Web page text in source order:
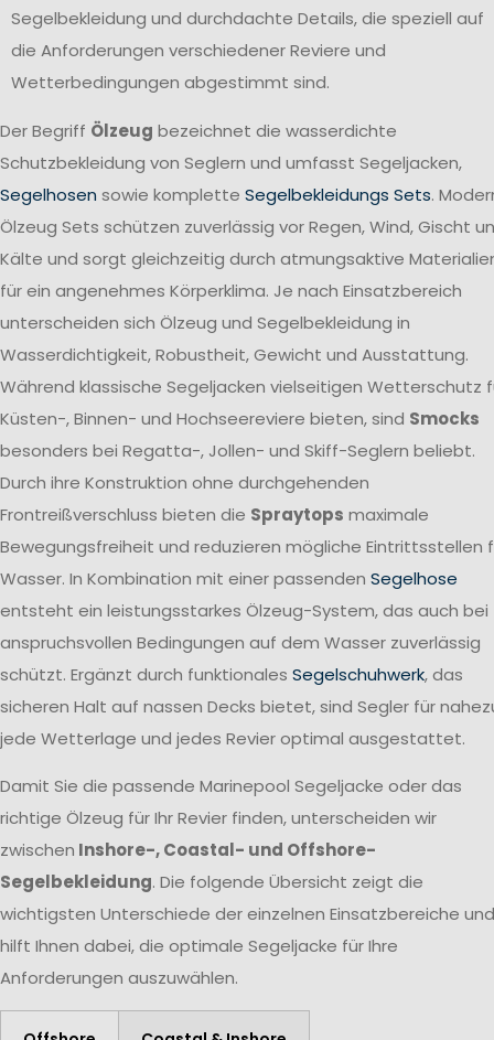
Segelbekleidung und durchdachte Details, die speziell auf
die Anforderungen verschiedener Reviere und
Wetterbedingungen abgestimmt sind.
Der Begriff Ölzeug bezeichnet die wasserdichte
Schutzbekleidung von Seglern und umfasst Segeljacken,
Segelhosen sowie komplette Segelbekleidungs Sets.
Ölzeug Sets schützen zuverlässig vor Regen, Wind, Gischt
Kälte und sorgt gleichzeitig durch atmungsaktive
für ein angenehmes Körperklima. Je nach Einsatzbereich
unterscheiden sich Ölzeug und Segelbekleidung in
Wasserdichtigkeit, Robustheit, Gewicht und Ausstattung.
Während klassische Segeljacken vielseitigen Wetterschutz
Küsten-, Binnen- und Hochseereviere bieten, sind Smocks
besonders bei Regatta-, Jollen- und Skiff-Seglern beliebt.
Durch ihre Konstruktion ohne durchgehenden
Frontreißverschluss bieten die Spraytops maximale
Bewegungsfreiheit und reduzieren mögliche Eintrittsstellen
Wasser. In Kombination mit einer passenden Segelhose
entsteht ein leistungsstarkes Ölzeug-System, das auch bei
anspruchsvollen Bedingungen auf dem Wasser zuverlässig
schützt. Ergänzt durch funktionales Segelschuhwerk, das
sicheren Halt auf nassen Decks bietet, sind Segler für
jede Wetterlage und jedes Revier optimal ausgestattet.
Damit Sie die passende Marinepool Segeljacke oder das
richtige Ölzeug für Ihr Revier finden, unterscheiden wir
zwischen Inshore-, Coastal- und Offshore-
Segelbekleidung. Die folgende Übersicht zeigt die
wichtigsten Unterschiede der einzelnen Einsatzbereiche und
hilft Ihnen dabei, die optimale Segeljacke für Ihre
Anforderungen auszuwählen.